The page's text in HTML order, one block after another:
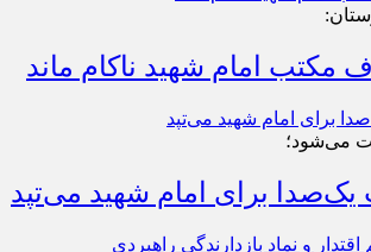
امام شهید ناکام ماند
می‌شود؛
یک‌صدا برای امام شهید می‌تپد